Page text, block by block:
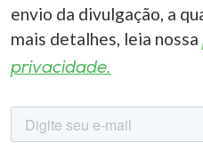
envio da divulgação, a
mais detalhes, leia nossa
privacidade.